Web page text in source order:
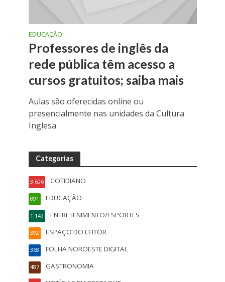
EDUCAÇÃO
Professores de inglês da
rede pública têm acesso a
cursos gratuitos; saiba mais
Aulas são oferecidas online ou
presencialmente nas unidades da Cultura
Inglesa
Categorias
COTIDIANO
3.606
EDUCAÇÃO
891
ENTRETENIMENTO/ESPORTES
1.149
ESPAÇO DO LEITOR
392
FOLHA NOROESTE DIGITAL
368
GASTRONOMIA
487